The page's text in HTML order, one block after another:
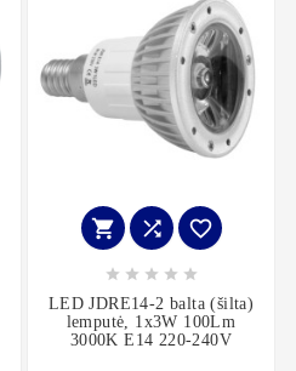
  
    
LED JDRE14-2 balta (šilta)
lemputė, 1x3W 100Lm
3000K E14 220-240V